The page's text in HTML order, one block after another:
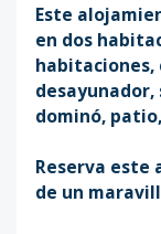
Este
en dos
habitaciones,
desayunador,
dominó,
Reserva
de un